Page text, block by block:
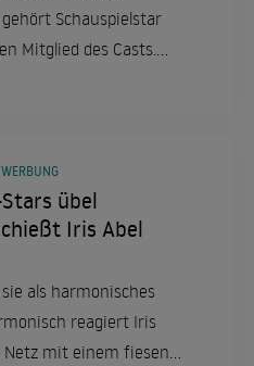
Schauspielstar
Mitglied des Casts.
inzwischen ihr
übel
Iris Abel
als harmonisches
reagiert Iris
Netz mit einem fiesen